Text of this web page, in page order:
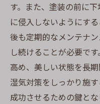
す。また、塗装の前に
に侵入しないようにす
後も定期的なメンテナ
し続けることが必要で
高め、美しい状態を長期
湿気対策をしっかり施
成功させるための鍵とな